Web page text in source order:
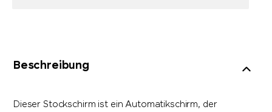
Beschreibung
Dieser Stockschirm ist ein Automatikschirm, der